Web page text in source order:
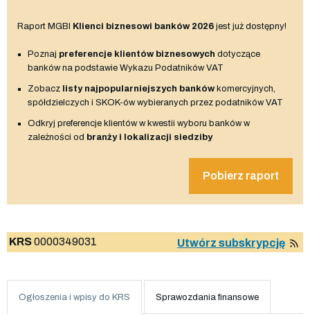
Raport MGBI Klienci biznesowi banków 2026 jest już dostępny!
Poznaj preferencje klientów biznesowych dotyczące
banków na podstawie Wykazu Podatników VAT
Zobacz listy najpopularniejszych bankówkomercyjnych,
spółdzielczych i SKOK-ów wybieranych przez podatników VAT
Odkryj preferencje klientów w kwestii wyboru banków w
zależności od branży i lokalizacji siedziby
Pobierz raport
KRS0000349031 Utwórz subskrypcję
Ogłoszenia i wpisy do KRS Sprawozdania finansowe